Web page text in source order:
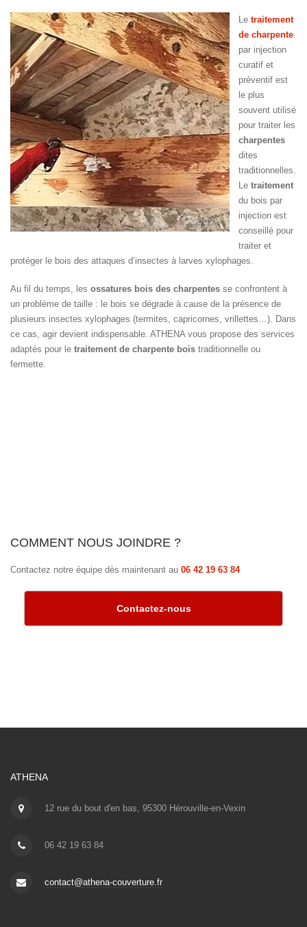
Le traitement
de charpente
par injection
curatif et
préventif est
le plus
souvent utilisé
pour traiter les
charpentes
dites
traditionnelles.
Le traitement
du bois par
injection est
conseillé pour
traiter et
protéger le bois des attaques d’insectes à larves xylophages.
Au fil du temps, les ossatures bois des charpentes se confrontent à
un problème de taille : le bois se dégrade à cause de la présence de
plusieurs insectes xylophages (termites, capricornes, vrillettes…). Dans
ce cas, agir devient indispensable. ATHENA vous propose des services
adaptés pour le traitement de charpente bois traditionnelle ou
fermette.
COMMENT NOUS JOINDRE ?
Contactez notre équipe dès maintenant au 06 42 19 63 84
Contactez-nous
ATHENA
12 rue du bout d'en bas, 95300 Hérouville-en-Vexin
06 42 19 63 84
contact@athena-couverture.fr